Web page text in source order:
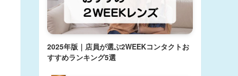
2025年版｜店員が選ぶ2WEEKコンタクトお
すすめランキング5選